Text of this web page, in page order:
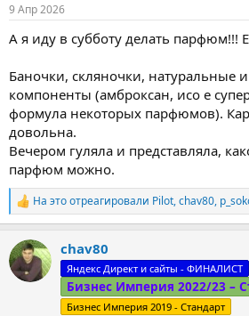
9 Апр 2026
А я иду в субботу делать парфюм!!!
Баночки, скляночки, натуральные
компоненты (амброксан, исо е
формула некоторых парфюмов).
довольна.
Вечером гуляла и представляла,
парфюм можно.
Р
е
к
ц
и
На это отреагировали Pilot,chav80,
chav80
Яндекс Директ и сайты - ФИНАЛИСТ
Бизнес Империя 2022/23 –
Бизнес Империя 2019 - Стандарт